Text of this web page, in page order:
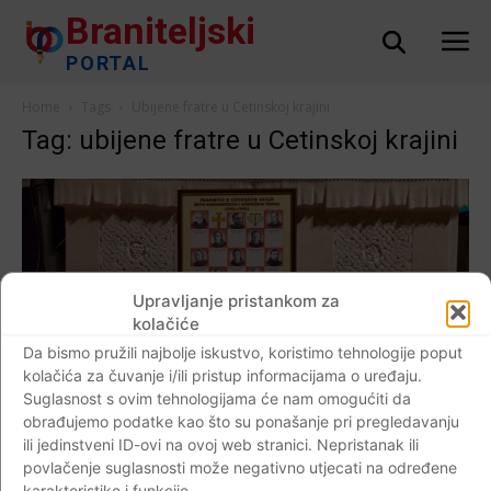
Upravljanje pristankom za
kolačiće
Da bismo pružili najbolje iskustvo, koristimo tehnologije poput
kolačića za čuvanje i/ili pristup informacijama o uređaju.
Suglasnost s ovim tehnologijama će nam omogućiti da
obrađujemo podatke kao što su ponašanje pri pregledavanju
ili jedinstveni ID-ovi na ovoj web stranici. Nepristanak ili
povlačenje suglasnosti može negativno utjecati na određene
Braniteljski
PORTAL
Tag: ubijene fratre u Cetinskoj krajini
AKTUALNO